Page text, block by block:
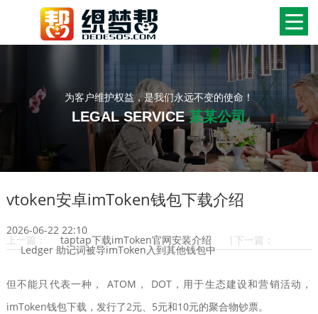
为客户维护权益，是我们永远不变的使命！
LEGAL SERVICE某某公司
vtoken安卓imToken钱包下载介绍
2026-06-22 22:10
上一篇： taptap下载imToken官网安装介绍 |下一篇：
Ledger 助记词被导imToken入到其他钱包中
但不能只代表一种， ATOM， DOT，用于生态建设和营销活动，
imToken钱包下载，发行了2元、5元和10元的聚合物钞票。